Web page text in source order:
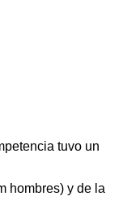
tuvo un
hombres) y de la